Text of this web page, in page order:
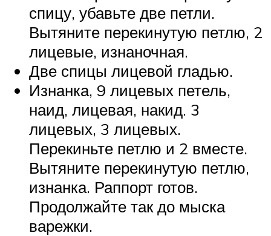
спицу, убавьте две петли.
Вытяните перекинутую петлю, 2
лицевые, изнаночная.
Две спицы лицевой гладью.
Изнанка, 9 лицевых петель,
наид, лицевая, накид. 3
лицевых, 3 лицевых.
Перекиньте петлю и 2 вместе.
Вытяните перекинутую петлю,
изнанка. Раппорт готов.
Продолжайте так до мыска
варежки.